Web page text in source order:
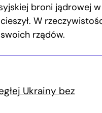
broni jądrowej w
W
rządów.
Ukrainy bez